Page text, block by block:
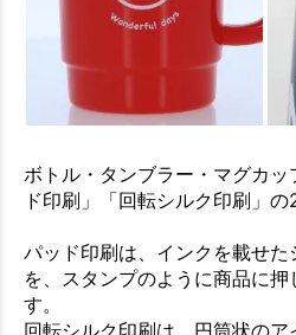
ボトル・タンブラー・マグカ
ド印刷」「回転シルク印刷」の
パッド印刷は、インクを載せた
を、スタンプのように商品に
す。
回転シルク印刷は、円筒状の